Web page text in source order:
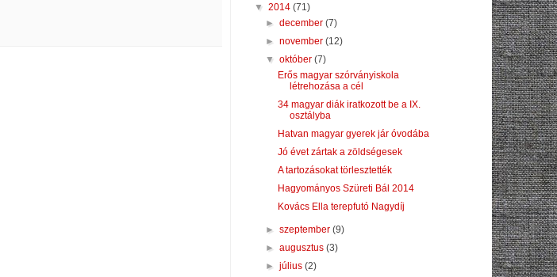
▼ 2014 (71)
►december(7)
►november(12)
▼október(7)
Erős magyar szórványiskola
létrehozása a cél
34 magyar diák iratkozott be a IX.
osztályba
Hatvan magyar gyerek jár óvodába
Jó évet zártak a zöldségesek
A tartozásokat törlesztették
Hagyományos Szüreti Bál 2014
Kovács Ella terepfutó Nagydíj
►szeptember(9)
►augusztus(3)
►július(2)